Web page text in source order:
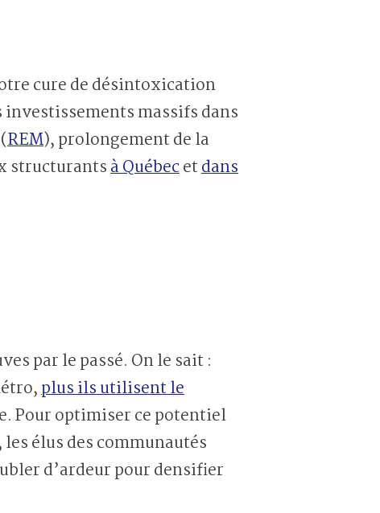
cure de désintoxication
massifs dans
REM), prolongement de la
structurantsà Québecetdans
par le passé. On le sait :
plus ils utilisent le
Pour optimiser ce potentiel
élus des communautés
d’ardeur pour densifier